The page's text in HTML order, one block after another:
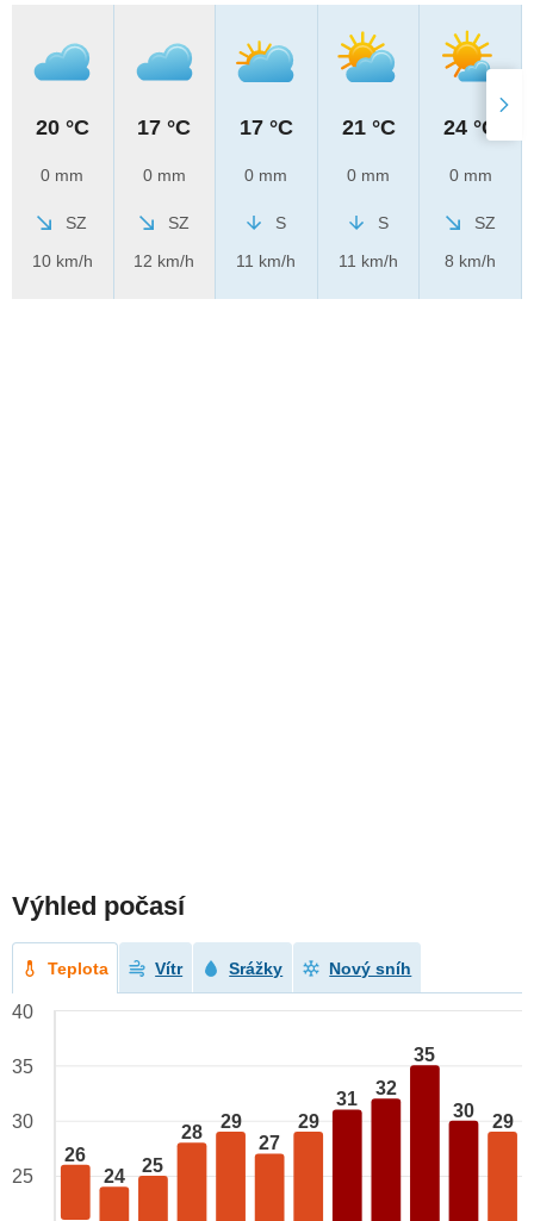
20 °C
0 mm
SZ
10 km/h
17 °C
0 mm
SZ
12 km/h
17 °C
0 mm
S
11 km/h
21 °C
0 mm
S
11 km/h
24 °C
0 mm
SZ
8 km/h
Výhled počasí
Teplota Vítr Srážky Nový sníh
26
24
25
28
29
27
29
31
32
35
30
29
40
35
30
25